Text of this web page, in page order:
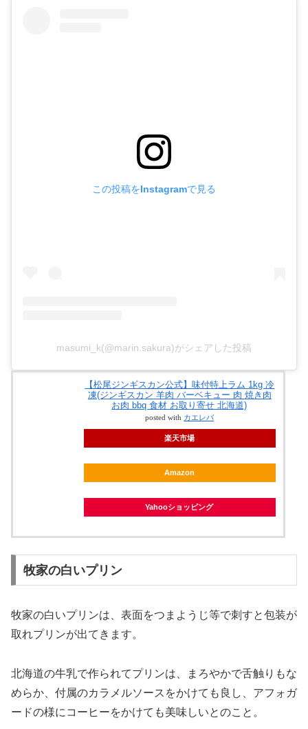
この投稿をInstagramで見る
masumi_k(@marin.sakura)がシェアした投稿
【松尾ジンギスカン公式】味付特上ラム 1kg 冷
凍(ジンギスカン 羊肉 バーベキュー 肉 焼き肉
お肉 bbq 食材 お取り寄せ 北海道)
posted with カエレバ
楽天市場
Amazon
Yahooショッピング
牧家の白いプリン
牧家の白いプリンは、表面をつまようじ等で刺すと包装が
取れプリンが出てきます。
北海道の牛乳で作られてプリンは、まろやかで舌触りもな
めらか、付属のカラメルソースをかけても良し、アフォガ
ードの様にコーヒーをかけても美味しいとのこと。